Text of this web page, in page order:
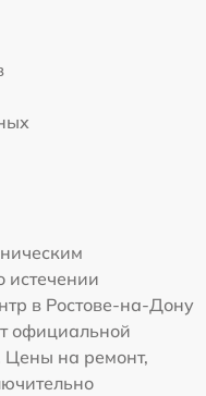
истечении
в Ростове-на-Дону
официальной
Цены на ремонт,